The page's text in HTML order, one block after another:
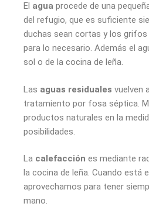
El agua procede de una
del refugio, que es suficiente
duchas sean cortas y los
para lo necesario. Además el
sol o de la cocina de leña.
Las aguas residuales vuelven
tratamiento por fosa séptica.
productos naturales en la
posibilidades.
La calefacción es mediante
la cocina de leña. Cuando está
aprovechamos para tener
mano.